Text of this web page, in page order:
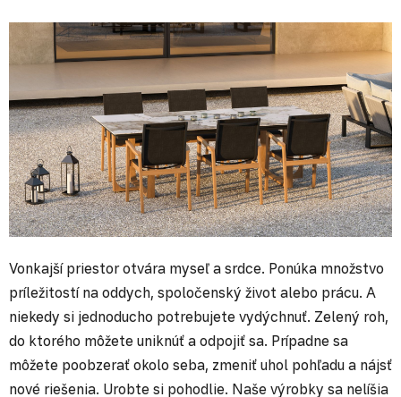
Vonkajší priestor otvára myseľ a srdce. Ponúka množstvo
príležitostí na oddych, spoločenský život alebo prácu. A
niekedy si jednoducho potrebujete vydýchnuť. Zelený roh,
do ktorého môžete uniknúť a odpojiť sa. Prípadne sa
môžete poobzerať okolo seba, zmeniť uhol pohľadu a nájsť
nové riešenia. Urobte si pohodlie. Naše výrobky sa nelíšia